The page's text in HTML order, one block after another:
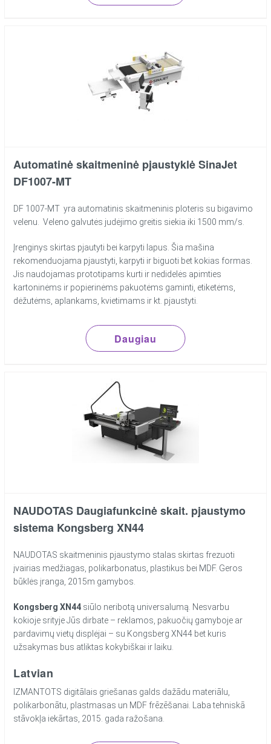
Automatinė skaitmeninė pjaustyklė SinaJet
DF1007-MT
DF 1007-MT yra automatinis skaitmeninis ploteris su bigavimo
velenu. Veleno galvutės judėjimo greitis siekia iki 1500 mm/s.
Įrenginys skirtas pjautyti bei karpyti lapus. Šia mašina
rekomenduojama pjaustyti, karpyti ir biguoti bet kokias formas.
Jis naudojamas prototipams kurti ir nedidelės apimties
kartoninėms ir popierinėms pakuotėms gaminti, etiketėms,
dėžutėms, aplankams, kvietimams ir kt. pjaustyti.
Daugiau
NAUDOTAS Daugiafunkcinė skait. pjaustymo
sistema Kongsberg XN44
NAUDOTAS skaitmeninis pjaustymo stalas skirtas frezuoti
įvairias medžiagas, polikarbonatus, plastikus bei MDF. Geros
būklės įranga, 2015m gamybos.
Kongsberg XN44 siūlo neribotą universalumą. Nesvarbu
kokioje srityje Jūs dirbate – reklamos, pakuočių gamyboje ar
pardavimų vietų displėjai – su Kongsberg XN44 bet kuris
užsakymas bus atliktas kokybiškai ir laiku.
Latvian
IZMANTOTS digitālais griešanas galds dažādu materiālu,
polikarbonātu, plastmasas un MDF frēzēšanai. Laba tehniskā
stāvokļa iekārtas, 2015. gada ražošana.